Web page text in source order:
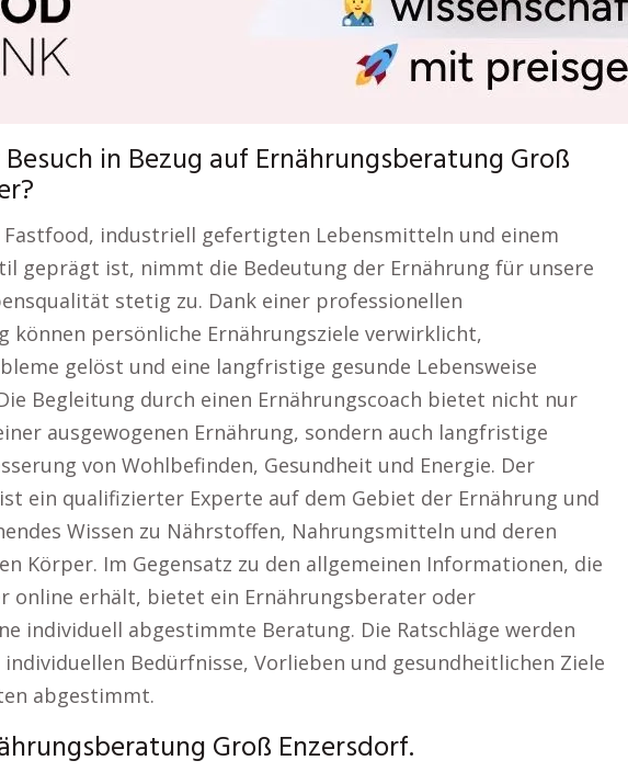
in Bezug auf Ernährungsberatung Groß
Fastfood, industriell gefertigten Lebensmitteln und einem
geprägt ist, nimmt die Bedeutung der Ernährung für unsere
stetig zu. Dank einer professionellen
können persönliche Ernährungsziele verwirklicht,
gelöst und eine langfristige gesunde Lebensweise
Begleitung durch einen Ernährungscoach bietet nicht nur
ausgewogenen Ernährung, sondern auch langfristige
von Wohlbefinden, Gesundheit und Energie. Der
ein qualifizierter Experte auf dem Gebiet der Ernährung und
Wissen zu Nährstoffen, Nahrungsmitteln und deren
Körper. Im Gegensatz zu den allgemeinen Informationen, die
online erhält, bietet ein Ernährungsberater oder
individuell abgestimmte Beratung. Die Ratschläge werden
Bedürfnisse, Vorlieben und gesundheitlichen Ziele
abgestimmt.
Groß Enzersdorf.